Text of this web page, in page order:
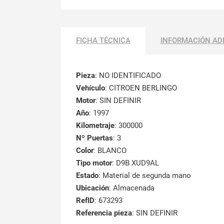
FICHA TÉCNICA INFORMACIÓN
Pieza: NO IDENTIFICADO
Vehículo: CITROEN BERLINGO
Motor: SIN DEFINIR
Año: 1997
Kilometraje: 300000
Nº Puertas: 3
Color: BLANCO
Tipo motor: D9B XUD9AL
Estado: Material de segunda mano
Ubicación: Almacenada
RefID: 673293
Referencia pieza: SIN DEFINIR